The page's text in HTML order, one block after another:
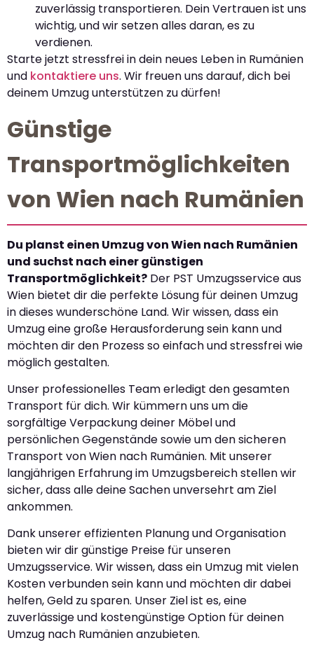
zuverlässig transportieren. Dein Vertrauen ist uns
wichtig, und wir setzen alles daran, es zu
verdienen.
Starte jetzt stressfrei in dein neues Leben in Rumänien
und kontaktiere uns. Wir freuen uns darauf, dich bei
deinem Umzug unterstützen zu dürfen!
Günstige
Transportmöglichkeiten
von Wien nach Rumänien
Du planst einen Umzug von Wien nach Rumänien
und suchst nach einer günstigen
Transportmöglichkeit? Der PST Umzugsservice aus
Wien bietet dir die perfekte Lösung für deinen Umzug
in dieses wunderschöne Land. Wir wissen, dass ein
Umzug eine große Herausforderung sein kann und
möchten dir den Prozess so einfach und stressfrei wie
möglich gestalten.
Unser professionelles Team erledigt den gesamten
Transport für dich. Wir kümmern uns um die
sorgfältige Verpackung deiner Möbel und
persönlichen Gegenstände sowie um den sicheren
Transport von Wien nach Rumänien. Mit unserer
langjährigen Erfahrung im Umzugsbereich stellen wir
sicher, dass alle deine Sachen unversehrt am Ziel
ankommen.
Dank unserer effizienten Planung und Organisation
bieten wir dir günstige Preise für unseren
Umzugsservice. Wir wissen, dass ein Umzug mit vielen
Kosten verbunden sein kann und möchten dir dabei
helfen, Geld zu sparen. Unser Ziel ist es, eine
zuverlässige und kostengünstige Option für deinen
Umzug nach Rumänien anzubieten.